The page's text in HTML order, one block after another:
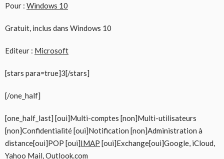
Pour : Windows 10
Gratuit, inclus dans Windows 10
Editeur : Microsoft
[stars para=true]3[/stars]
[/one_half]
[one_half_last] [oui]Multi-comptes [non]Multi-utilisateurs
[non]Confidentialité [oui]Notification [non]Administration à
distance[oui]POP [oui]IMAP [oui]Exchange[oui]Google, iCloud,
Yahoo Mail, Outlook.com